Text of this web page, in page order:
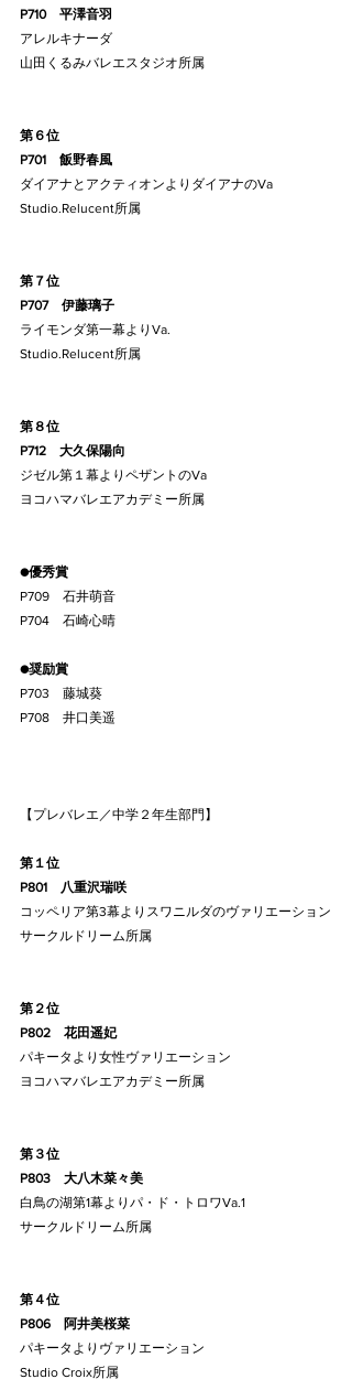
P710    平澤音羽
アレルキナーダ
山田くるみバレエスタジオ所属
第６位
P701    飯野春風
ダイアナとアクティオンよりダイアナのVa
Studio.Relucent所属
第７位
P707    伊藤璃子
ライモンダ第一幕よりVa.
Studio.Relucent所属
第８位
P712    大久保陽向
ジゼル第１幕よりペザントのVa
ヨコハマバレエアカデミー所属
●優秀賞
P709    石井萌音
P704    石崎心晴
●奨励賞
P703    藤城葵
P708    井口美遥
【プレバレエ／中学２年生部門】
第１位
P801    八重沢瑞咲
コッペリア第3幕よりスワニルダのヴァリエーション
サークルドリーム所属
第２位
P802    花田遥妃
パキータより女性ヴァリエーション
ヨコハマバレエアカデミー所属
第３位
P803    大八木菜々美
白鳥の湖第1幕よりパ・ド・トロワVa.1
サークルドリーム所属
第４位
P806    阿井美桜菜
パキータよりヴァリエーション
Studio Croix所属